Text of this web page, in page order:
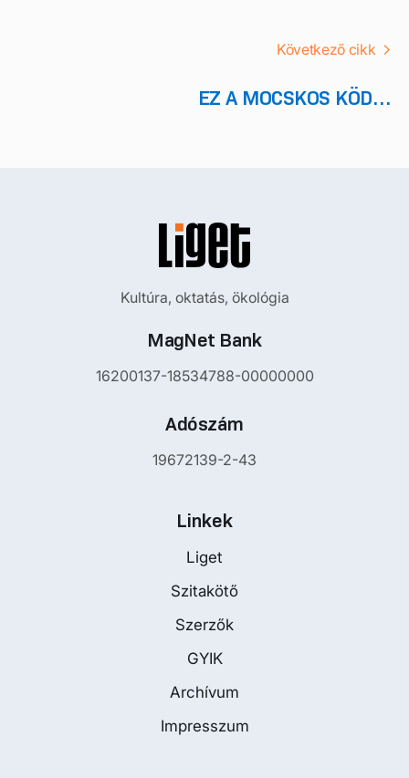
Következő cikk
EZ A MOCSKOS KÖD…
Kultúra, oktatás, ökológia
MagNet Bank
16200137-18534788-00000000
Adószám
19672139-2-43
Linkek
Liget
Szitakötő
Szerzők
GYIK
Archívum
Impresszum